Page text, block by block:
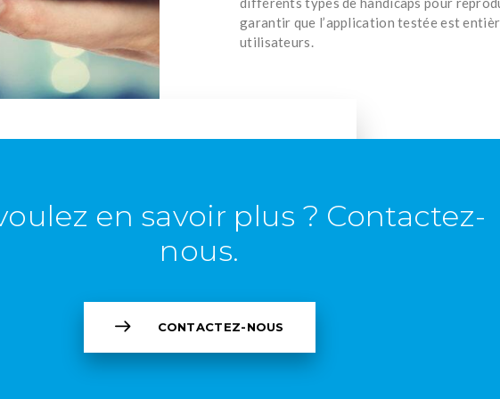
garantir que l’application testée est
utilisateurs.
en savoir plus ? Contactez-
nous.
CONTACTEZ-NOUS